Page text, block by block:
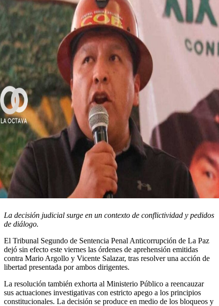
La decisión judicial surge en un contexto de conflictividad y pedidos
de diálogo.
El Tribunal Segundo de Sentencia Penal Anticorrupción de La Paz
dejó sin efecto este viernes las órdenes de aprehensión emitidas
contra Mario Argollo y Vicente Salazar, tras resolver una acción de
libertad presentada por ambos dirigentes.
La resolución también exhorta al Ministerio Público a reencauzar
sus actuaciones investigativas con estricto apego a los principios
constitucionales. La decisión se produce en medio de los bloqueos y